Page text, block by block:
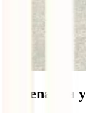
Adrenalina